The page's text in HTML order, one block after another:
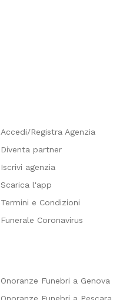
Accedi/Registra Agenzia
Diventa partner
Iscrivi agenzia
Scarica l'app
Termini e Condizioni
Funerale Coronavirus
Onoranze Funebri a Genova